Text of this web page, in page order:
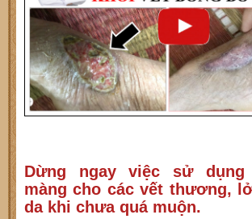
Dừng ngay việc sử dụng
màng cho các vết thương,
da khi chưa quá muộn.